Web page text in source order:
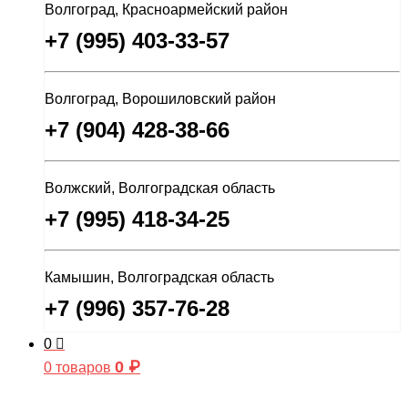
Волгоград, Красноармейский район
+7 (995) 403-33-57
Волгоград, Ворошиловский район
+7 (904) 428-38-66
Волжский, Волгоградская область
+7 (995) 418-34-25
Камышин, Волгоградская область
+7 (996) 357-76-28
0
0 товаров 0 ₽